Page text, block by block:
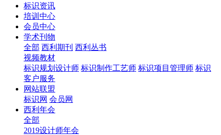
标识资讯
培训中心
会员中心
学术刊物
全部 西利期刊 西利丛书
视频教材
标识规划设计师 标识制作工艺师 标识项目管理师 标识
客户服务
网站联盟
标识网 会员网
西利年会
全部
2019设计师年会